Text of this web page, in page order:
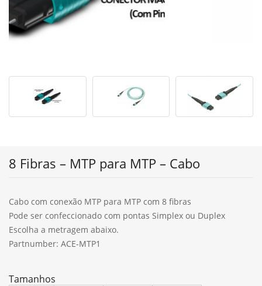
8 Fibras – MTP para MTP – Cabo
Cabo com conexão MTP para MTP com 8 fibras
Pode ser confeccionado com pontas Simplex ou Duplex
Escolha a metragem abaixo.
Partnumber: ACE-MTP1
Tamanhos